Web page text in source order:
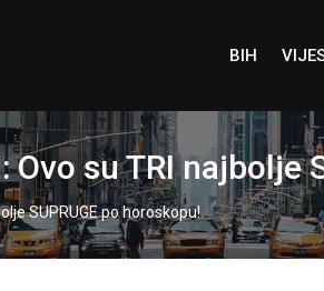
BIH
Ovo su TRI najbolje
SUPRUGE po horoskopu!